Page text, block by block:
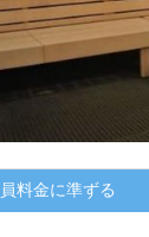
料金に準ずる